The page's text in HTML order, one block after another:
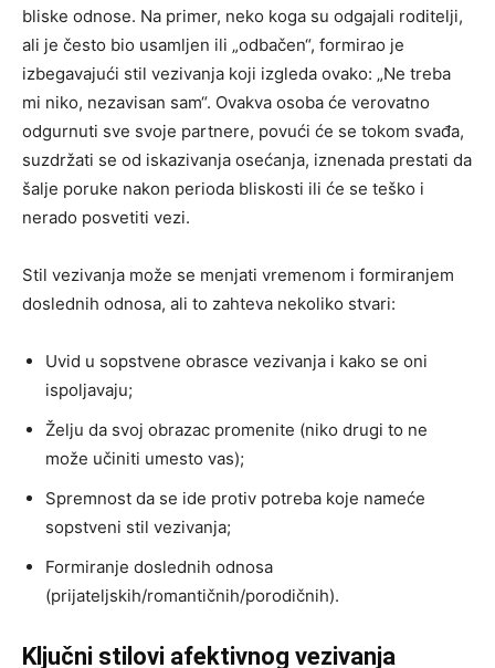
bliske odnose. Na primer, neko koga su odgajali roditelji,
ali je često bio usamljen ili „odbačen“, formirao je
izbegavajući stil vezivanja koji izgleda ovako: „Ne treba
mi niko, nezavisan sam“. Ovakva osoba će verovatno
odgurnuti sve svoje partnere, povući će se tokom svađa,
suzdržati se od iskazivanja osećanja, iznenada prestati da
šalje poruke nakon perioda bliskosti ili će se teško i
nerado posvetiti vezi.
Stil vezivanja može se menjati vremenom i formiranjem
doslednih odnosa, ali to zahteva nekoliko stvari:
Uvid u sopstvene obrasce vezivanja i kako se oni
ispoljavaju;
Želju da svoj obrazac promenite (niko drugi to ne
može učiniti umesto vas);
Spremnost da se ide protiv potreba koje nameće
sopstveni stil vezivanja;
Formiranje doslednih odnosa
(prijateljskih/romantičnih/porodičnih).
Ključni stilovi afektivnog vezivanja